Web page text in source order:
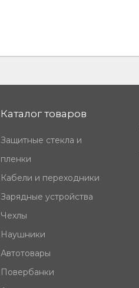
Каталог товаров
Защитные стекла и
пленки
Кабели и переходники
Зарядные устройства
Чехлы
Наушники
Автотовары
Повербанки